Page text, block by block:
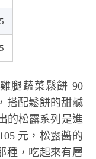
腿蔬菜鬆餅 90
搭配鬆餅的甜鹹
的松露系列是進
元，松露醬的
種，吃起來有層